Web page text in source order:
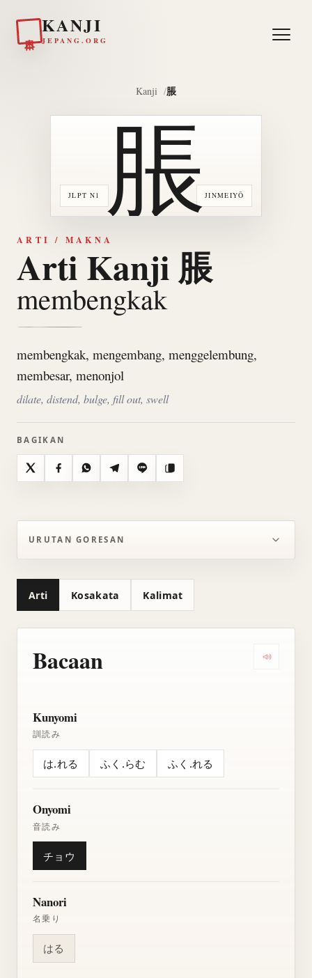
KANJI
JEPANG.ORG
Kanji 脹
JLPT N1 JINMEIYŌ
脹
ARTI / MAKNA
Arti Kanji 脹
membengkak
membengkak, mengembang, menggelembung,
membesar, menonjol
dilate, distend, bulge, fill out, swell
BAGIKAN
X FacebookWhatsAppTelegramLine Salin
URUTAN GORESAN
Arti Kosakata Kalimat
Bacaan
Kunyomi
訓読み
は.れる ふく.らむ ふく.れる
Onyomi
音読み
チョウ
Nanori
名乗り
はる